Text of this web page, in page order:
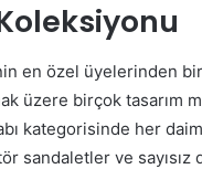
en özel üyelerinden
üzere birçok tasarım
kategorisinde her
sandaletler ve
Döneminde
Destek